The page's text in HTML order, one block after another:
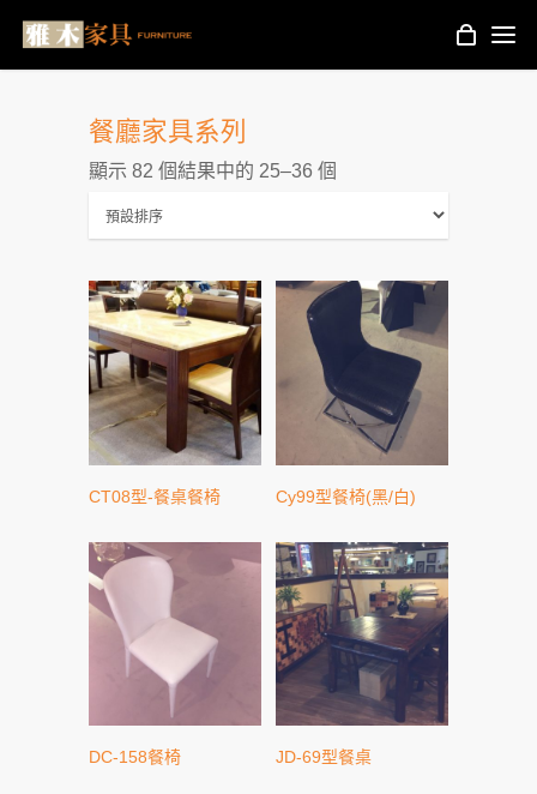
餐廳家具系列
顯示 82 個結果中的 25–36 個
CT08型-餐桌餐椅 Cy99型餐椅(黑/白)
DC-158餐椅 JD-69型餐桌